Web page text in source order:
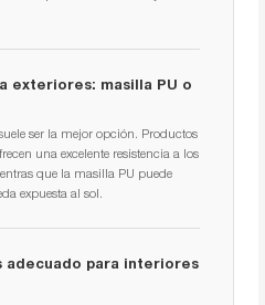
exteriores: masilla PU o
ser la mejor opción. Productos
una excelente resistencia a los
que la masilla PU puede
expuesta al sol.
adecuado para interiores